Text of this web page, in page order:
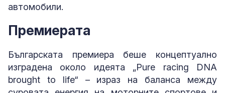
автомобили.
Премиерата
Българската премиера беше концептуално
изградена около идеята „Pure racing DNA
brought to life“ – израз на баланса между